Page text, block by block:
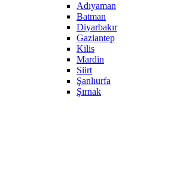
Adıyaman
Batman
Diyarbakır
Gaziantep
Kilis
Mardin
Siirt
Şanlıurfa
Şırnak